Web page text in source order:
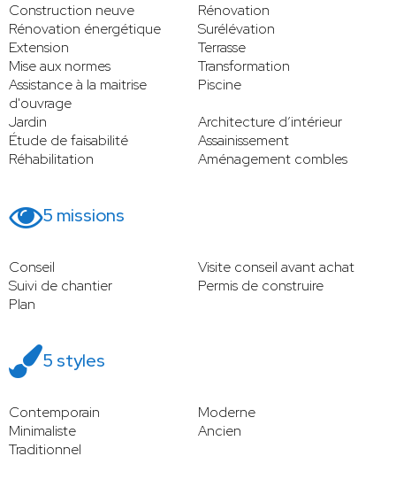
Construction neuve
Rénovation
Rénovation énergétique
Surélévation
Extension
Terrasse
Mise aux normes
Transformation
Assistance à la maitrise
d'ouvrage
Piscine
Jardin
Architecture d’intérieur
Étude de faisabilité
Assainissement
Réhabilitation
Aménagement combles
5 missions
Conseil
Visite conseil avant achat
Suivi de chantier
Permis de construire
Plan
5 styles
Contemporain
Moderne
Minimaliste
Ancien
Traditionnel